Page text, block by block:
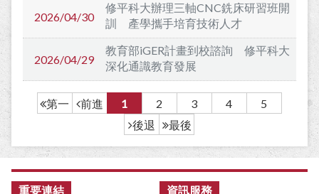
2026/04/30
修平科大辦理三軸CNC銑床研習班開
訓 產學攜手培育技術人才
2026/04/29
教育部iGER計畫到校諮詢 修平科大
深化通識教育發展
第一 前進 1 2 3 4
5
後退
最後
重要連結
資訊服務